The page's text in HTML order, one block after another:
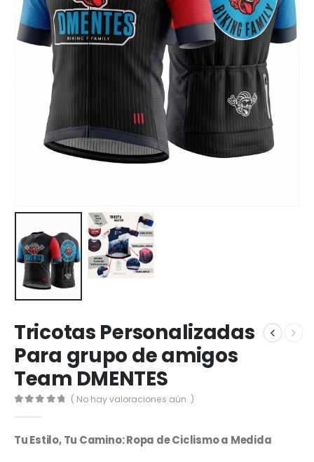
Tricotas Personalizadas
Para grupo de amigos
Team DMENTES
( No hay valoraciones aún. )
Tu Estilo, Tu Camino: Ropa de Ciclismo a Medida